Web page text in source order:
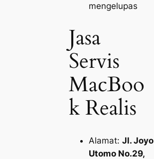
mengelupas
Jasa
Servis
MacBoo
k Realis
Alamat: Jl. Joyo
Utomo No.29,